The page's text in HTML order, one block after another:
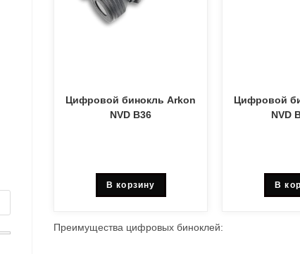
Цифровой бинокль Arkon
NVD B36
В корзину
Цифровой
NVD
В
Преимущества цифровых биноклей: